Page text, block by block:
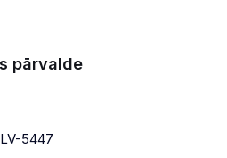
pārvalde
5447